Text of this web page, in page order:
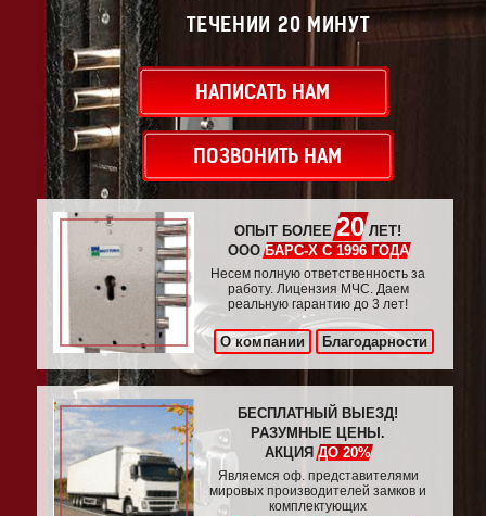
ТЕЧЕНИИ 20 МИНУТ
НАПИСАТЬ НАМ
ПОЗВОНИТЬ НАМ
ОПЫТ БОЛЕЕ20ЛЕТ!
ОООБАРС-Х С 1996 ГОДА
Несем полную ответственность за
работу. Лицензия МЧС. Даем
реальную гарантию до 3 лет!
О компании Благодарности
БЕСПЛАТНЫЙ ВЫЕЗД!
РАЗУМНЫЕ ЦЕНЫ.
АКЦИЯДО 20%
Являемся оф. представителями
мировых производителей замков и
комплектующих